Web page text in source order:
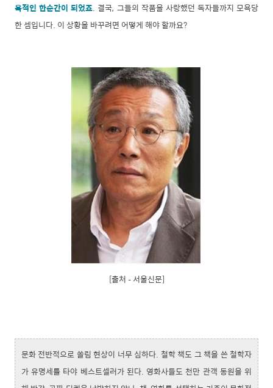
욕적인 한순간이 되었죠. 결국, 그들의 작품을 사랑했던 독자들까지 모욕당
한 셈입니다. 이 상황을 바꾸려면 어떻게 해야 할까요?
[출처 – 서울신문]
문화 전반적으로 쏠림 현상이 너무 심하다. 철학 책도 그 책을 쓴 철학자
가 유명세를 타야 베스트셀러가 된다. 영화사들도 천만 관객 동원을 위